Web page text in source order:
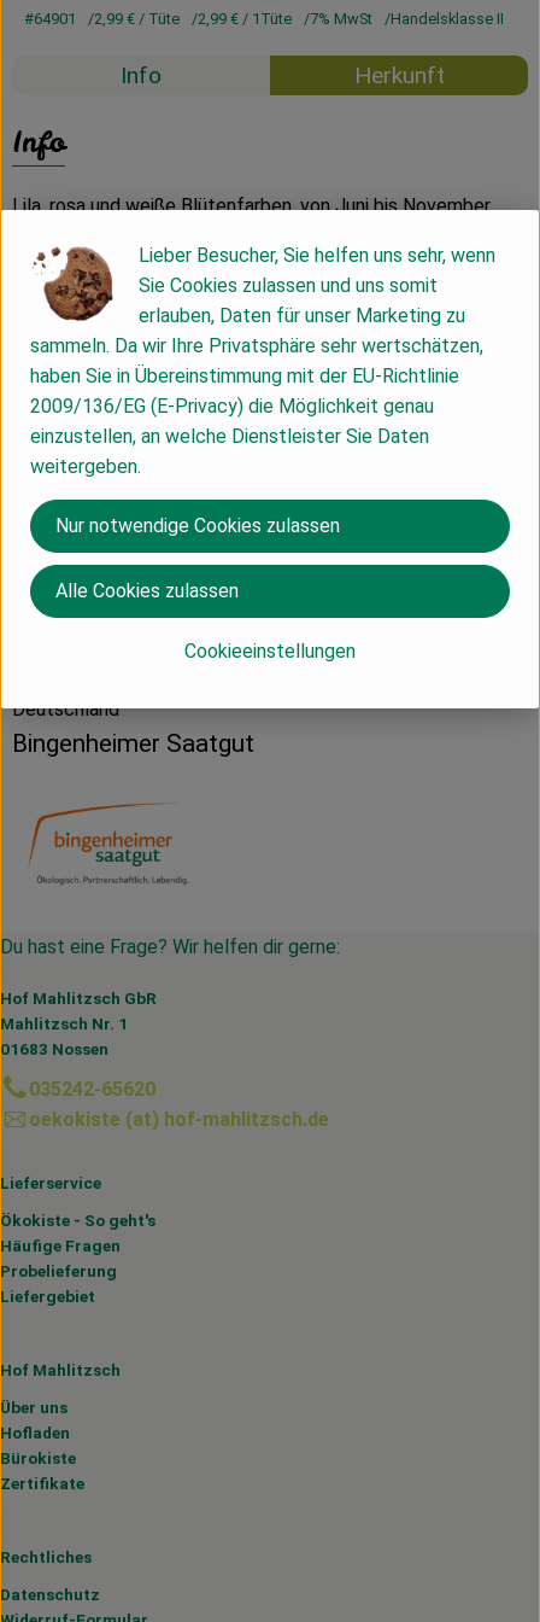
#64901 2,99 € / Tüte 2,99 € / 1Tüte 7% MwSt Handelsklasse II
Info Herkunft
Info
Lila, rosa und weiße Blütenfarben, von Juni bis November,
Bauerngartenpflanze und beliebte Schnittblume.
Schnittreife, wenn die erste Endblüte gut geöffnet.
Ausschneiden verblühter Pflanzenteile erhöht die
Blühwilligkeit beträchtlich. Für feine, duftende Bindereien.
Produktinformationen
Produktdatenblatt
Deutschland
Bingenheimer Saatgut
Du hast eine Frage? Wir helfen dir gerne:
Hof Mahlitzsch GbR
Mahlitzsch Nr. 1
01683 Nossen
035242-65620
oekokiste (at) hof-mahlitzsch.de
Lieferservice
Ökokiste - So geht's
Häufige Fragen
Probelieferung
Liefergebiet
Hof Mahlitzsch
Über uns
Hofladen
Bürokiste
Zertifikate
Rechtliches
Datenschutz
Lieber Besucher, Sie helfen uns sehr, wenn
Sie Cookies zulassen und uns somit
erlauben, Daten für unser Marketing zu
sammeln. Da wir Ihre Privatsphäre sehr wertschätzen,
haben Sie in Übereinstimmung mit der EU-Richtlinie
2009/136/EG (E-Privacy) die Möglichkeit genau
einzustellen, an welche Dienstleister Sie Daten
weitergeben.
Cookieeinstellungen
Nur notwendige Cookies zulassen
Alle Cookies zulassen